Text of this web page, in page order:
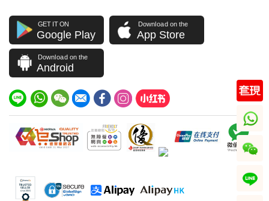
GET IT ON
Google Play
Download on the
App Store
Download on the
Android